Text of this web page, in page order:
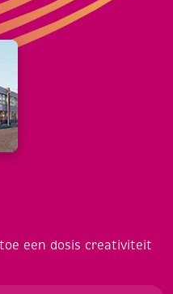
een dosis creativiteit